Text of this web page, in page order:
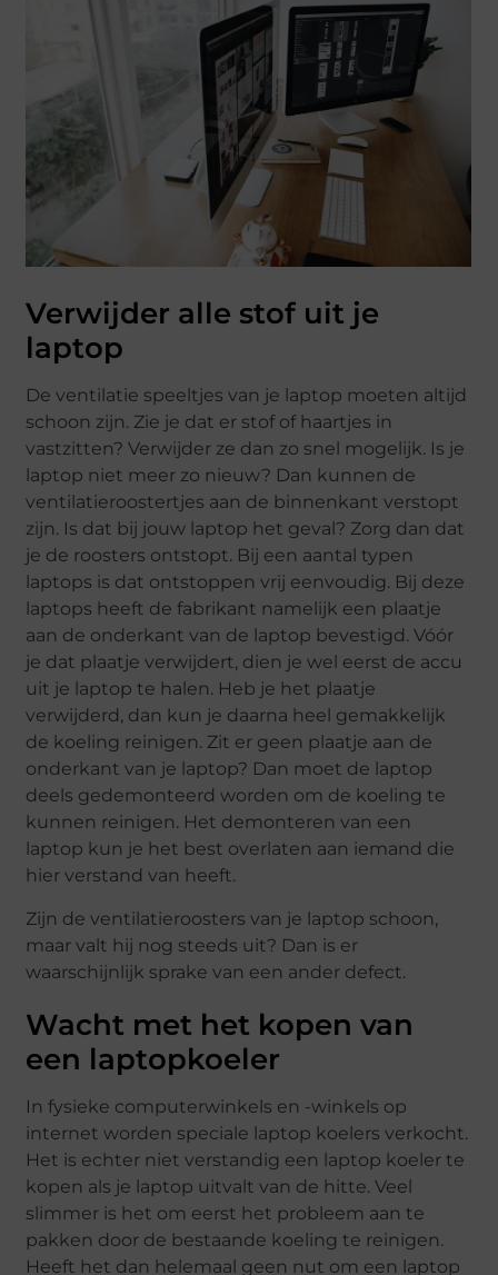
Verwijder alle stof uit je
laptop
De ventilatie speeltjes van je laptop moeten altijd
schoon zijn. Zie je dat er stof of haartjes in
vastzitten? Verwijder ze dan zo snel mogelijk. Is je
laptop niet meer zo nieuw? Dan kunnen de
ventilatieroostertjes aan de binnenkant verstopt
zijn. Is dat bij jouw laptop het geval? Zorg dan dat
je de roosters ontstopt. Bij een aantal typen
laptops is dat ontstoppen vrij eenvoudig. Bij deze
laptops heeft de fabrikant namelijk een plaatje
aan de onderkant van de laptop bevestigd. Vóór
je dat plaatje verwijdert, dien je wel eerst de accu
uit je laptop te halen. Heb je het plaatje
verwijderd, dan kun je daarna heel gemakkelijk
de koeling reinigen. Zit er geen plaatje aan de
onderkant van je laptop? Dan moet de laptop
deels gedemonteerd worden om de koeling te
kunnen reinigen. Het demonteren van een
laptop kun je het best overlaten aan iemand die
hier verstand van heeft.
Zijn de ventilatieroosters van je laptop schoon,
maar valt hij nog steeds uit? Dan is er
waarschijnlijk sprake van een ander defect.
Wacht met het kopen van
een laptopkoeler
In fysieke computerwinkels en -winkels op
internet worden speciale laptop koelers verkocht.
Het is echter niet verstandig een laptop koeler te
kopen als je laptop uitvalt van de hitte. Veel
slimmer is het om eerst het probleem aan te
pakken door de bestaande koeling te reinigen.
Heeft het dan helemaal geen nut om een laptop